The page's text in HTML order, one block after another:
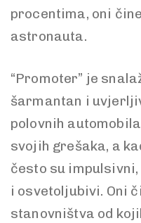
procentima, oni
astronauta.
“Promoter” je
šarmantan i
polovnih
svojih grešaka, a
često su
i osvetoljubivi. Oni
stanovništva od